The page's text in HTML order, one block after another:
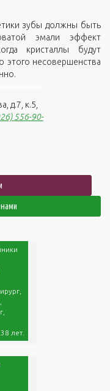
зубы должны быть
эмали эффект
кристаллы будут
этого несовершенства
д.7, к.5,
556-90-
лет.